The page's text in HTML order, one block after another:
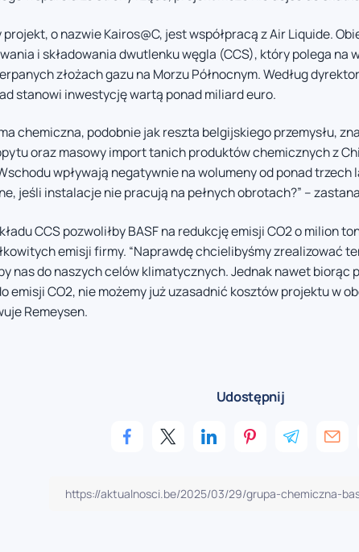
projekt, o nazwie Kairos@C, jest współpracą z Air Liquide.
i składowania dwutlenku węgla (CCS), który polega na
złożach gazu na Morzu Północnym. Według
stanowi inwestycję wartą ponad miliard euro.
chemiczna, podobnie jak reszta belgijskiego przemysłu,
oraz masowy import tanich produktów chemicznych z
wpływają negatywnie na wolumeny od ponad trzech
jeśli instalacje nie pracują na pełnych obrotach?” –
CCS pozwoliłby BASF na redukcję emisji CO2 o milion
emisji firmy. “Naprawdę chcielibyśmy zrealizować
nas do naszych celów klimatycznych. Jednak nawet biorąc
emisji CO2, nie możemy już uzasadnić kosztów projektu w
Remeysen.
Udostępnij